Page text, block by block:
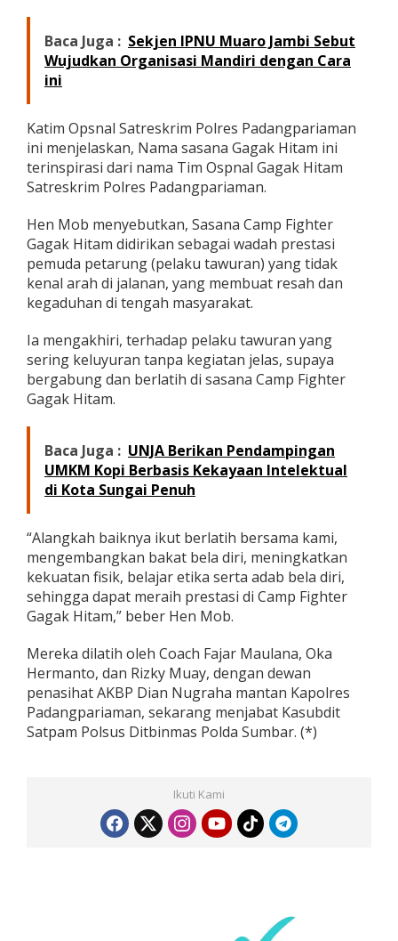
Baca Juga : Sekjen IPNU Muaro Jambi Sebut
Wujudkan Organisasi Mandiri dengan Cara
ini
Katim Opsnal Satreskrim Polres Padangpariaman
ini menjelaskan, Nama sasana Gagak Hitam ini
terinspirasi dari nama Tim Ospnal Gagak Hitam
Satreskrim Polres Padangpariaman.
Hen Mob menyebutkan, Sasana Camp Fighter
Gagak Hitam didirikan sebagai wadah prestasi
pemuda petarung (pelaku tawuran) yang tidak
kenal arah di jalanan, yang membuat resah dan
kegaduhan di tengah masyarakat.
Ia mengakhiri, terhadap pelaku tawuran yang
sering keluyuran tanpa kegiatan jelas, supaya
bergabung dan berlatih di sasana Camp Fighter
Gagak Hitam.
Baca Juga : UNJA Berikan Pendampingan
UMKM Kopi Berbasis Kekayaan Intelektual
di Kota Sungai Penuh
“Alangkah baiknya ikut berlatih bersama kami,
mengembangkan bakat bela diri, meningkatkan
kekuatan fisik, belajar etika serta adab bela diri,
sehingga dapat meraih prestasi di Camp Fighter
Gagak Hitam,” beber Hen Mob.
Mereka dilatih oleh Coach Fajar Maulana, Oka
Hermanto, dan Rizky Muay, dengan dewan
penasihat AKBP Dian Nugraha mantan Kapolres
Padangpariaman, sekarang menjabat Kasubdit
Satpam Polsus Ditbinmas Polda Sumbar. (*)
Ikuti Kami